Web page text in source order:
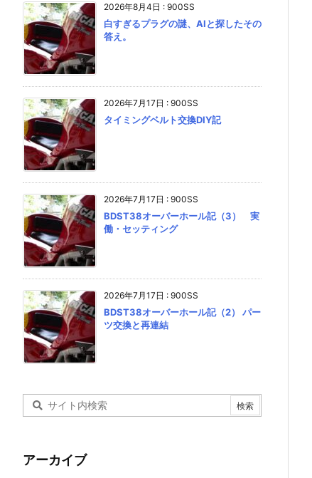
2026年8月4日 : 900SS
白すぎるプラグの謎、AIと探したその
答え。
2026年7月17日 : 900SS
タイミングベルト交換DIY記
2026年7月17日 : 900SS
BDST38オーバーホール記（3） 実
働・セッティング
2026年7月17日 : 900SS
BDST38オーバーホール記（2） パー
ツ交換と再連結
アーカイブ